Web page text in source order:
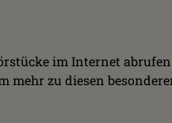
im Internet
zu diesen